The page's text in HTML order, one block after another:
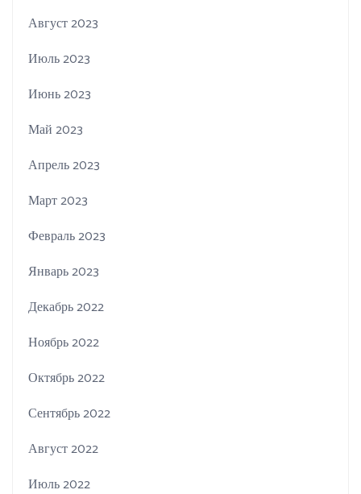
Август 2023
Июль 2023
Июнь 2023
Май 2023
Апрель 2023
Март 2023
Февраль 2023
Январь 2023
Декабрь 2022
Ноябрь 2022
Октябрь 2022
Сентябрь 2022
Август 2022
Июль 2022